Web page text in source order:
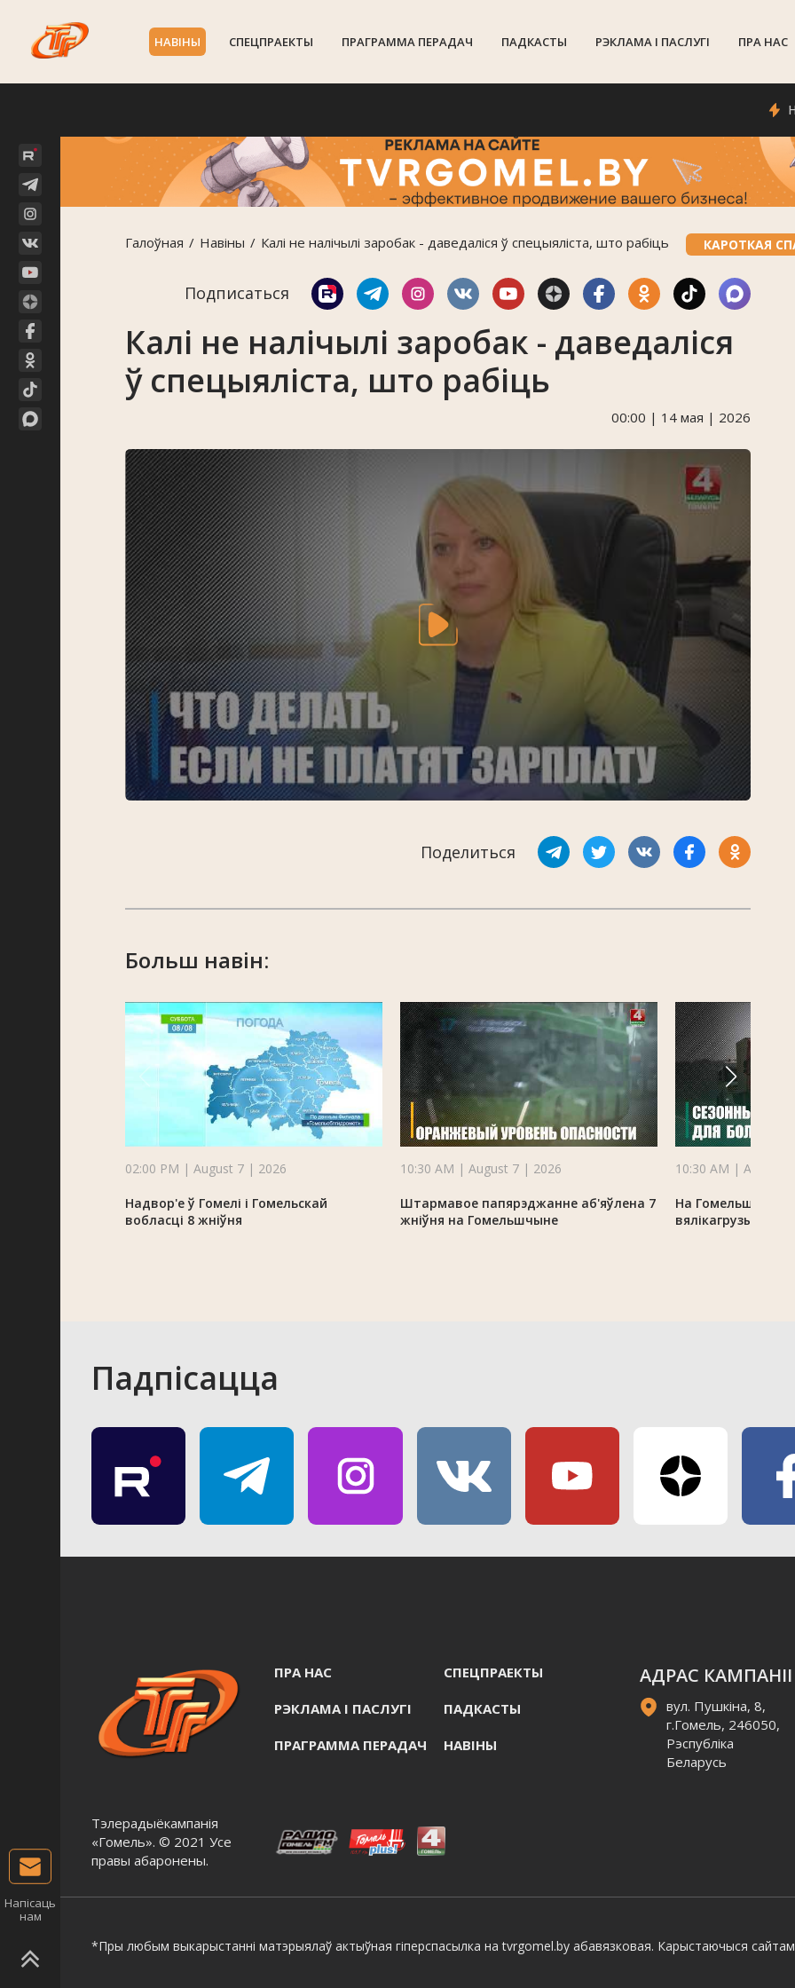
НАВIНЫ СПЕЦПРАЕКТЫ ПРАГРАММА ПЕРАДАЧ ПАДКАСТЫ РЭКЛАМА I ПАСЛУГI ПРА НАС
Галоўная Навiны Калі не налічылі заробак - даведаліся ў спецыяліста, што рабіць КАРОТКАЯ
Подписаться
Калі не налічылі заробак - даведаліся
ў спецыяліста, што рабіць
00:00 | 14 мая | 2026
Поделиться
Больш навін:
02:00 PM | August 7 | 2026
Надвор'е ў Гомелі і Гомельскай
вобласці 8 жніўня
10:30 AM | August 7 | 2026
Штармавое папярэджанне аб'яўлена 7
жніўня на Гомельшчыне
10:30 AM | August 7
На Гомельшчыне
вялікагрузы з-за
Падпісацца
Тэлерадыёкампанія
«Гомель». © 2021 Усе
правы абаронены.
ПРА НАС СПЕЦПРАЕКТЫ
РЭКЛАМА I ПАСЛУГI ПАДКАСТЫ
ПРАГРАММА ПЕРАДАЧ НАВIНЫ
АДРАС КАМПАНІІ
вул. Пушкіна, 8,
г.Гомель, 246050,
Рэспубліка
Беларусь
*Пры любым выкарыстанні матэрыялаў актыўная гіперспасылка на tvrgomel.by абавязковая. Карыстаючыся
Напісаць
нам